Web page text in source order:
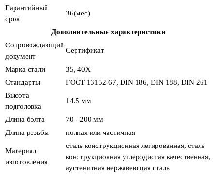
Гарантийный
срок
36(мес)
Дополнительные характеристики
Сопровождающий
документ
Сертификат
Марка стали
35, 40Х
Стандарты
ГОСТ 13152-67, DIN 186, DIN 188, DIN 261
Высота
подголовка
14.5 мм
Длина болта
70 - 200 мм
Длина резьбы
полная или частичная
Материал
изготовления
сталь конструкционная легированная, сталь
конструкционная углеродистая качественная,
аустенитная нержавеющая сталь